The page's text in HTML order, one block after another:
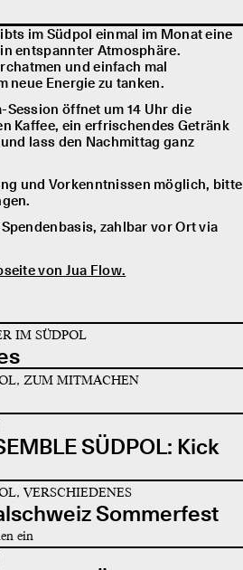
im Südpol einmal im Monat eine
entspannter Atmosphäre.
und einfach mal
neue Energie zu tanken.
Session öffnet um 14 Uhr die
Kaffee, ein erfrischendes Getränk
lass den Nachmittag ganz
und Vorkenntnissen möglich, bitte
zahlbar vor Ort via
von Jua Flow.
IM SÜDPOL
ZUM MITMACHEN
SÜDPOL: Kick
VERSCHIEDENES
Sommerfest
ein